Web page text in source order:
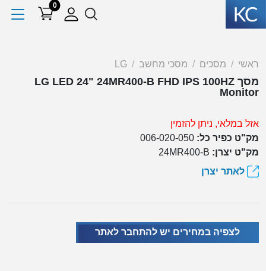
0
ראשי מסכים מסכי מחשב LG
מסך LG LED 24" 24MR400-B FHD IPS 100HZ
Monitor
אזל במלאי, ניתן להזמין
מק"ט כפיר כל: 006-020-050
מק"ט יצרן: 24MR400-B
לאתר יצרן
לצפיה במחירים יש להתחבר לאתר